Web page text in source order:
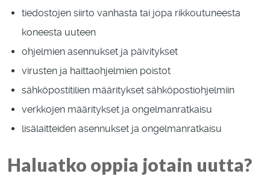
tiedostojen siirto vanhasta tai jopa rikkoutuneesta
koneesta uuteen
ohjelmien asennukset ja päivitykset
virusten ja haittaohjelmien poistot
sähköpostitilien määritykset sähköpostiohjelmiin
verkkojen määritykset ja ongelmanratkaisu
lisälaitteiden asennukset ja ongelmanratkaisu
Haluatko oppia jotain uutta?